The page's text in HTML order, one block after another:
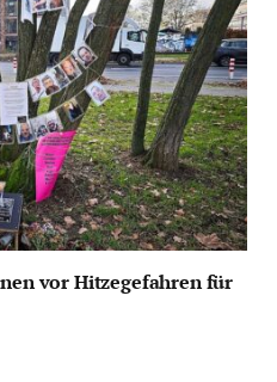
vor Hitzegefahren für